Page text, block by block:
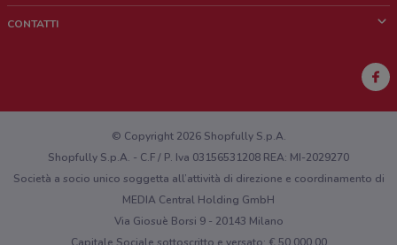
Lavora con noi
Richieste commerciali e marketing
CONTATTI
Hai un malfunzionamento sul web o sull'app?
© Copyright 2026 Shopfully S.p.A.
Shopfully S.p.A. - C.F / P. Iva 03156531208 REA: MI-2029270
Società a socio unico soggetta all’attività di direzione e coordinamento di
MEDIA Central Holding GmbH
Via Giosuè Borsi 9 - 20143 Milano